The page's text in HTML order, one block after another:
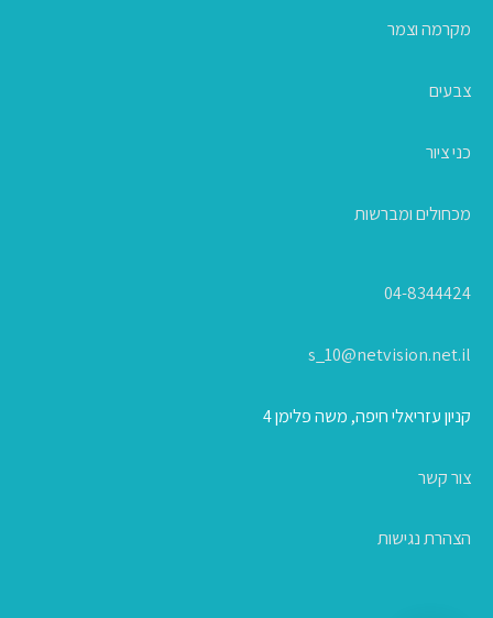
מקרמה וצמר
צבעים
כני ציור
מכחולים ומברשות
04-8344424
s_10@netvision.net.il
קניון עזריאלי חיפה, משה פלימן 4
צור קשר
הצהרת נגישות